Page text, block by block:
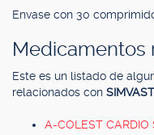
Envase con 30
Medicamentos
Este es un listado de
relacionados con
A-COLEST CARDIO